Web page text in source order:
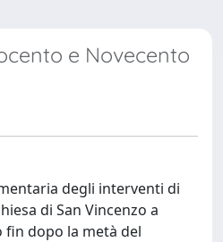
e Novecento
degli interventi di
di San Vincenzo a
dopo la metà del